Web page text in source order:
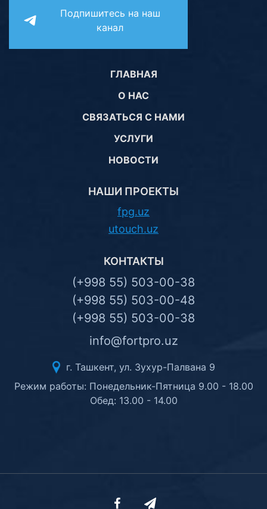
Подпишитесь на наш
канал
ГЛАВНАЯ
О НАС
СВЯЗАТЬСЯ С НАМИ
УСЛУГИ
НОВОСТИ
НАШИ ПРОЕКТЫ
fpg.uz
utouch.uz
КОНТАКТЫ
(+998 55) 503-00-38
(+998 55) 503-00-48
(+998 55) 503-00-38
info@fortpro.uz
г. Ташкент, ул. Зухур-Палвана 9
Режим работы: Понедельник-Пятница 9.00 - 18.00
Обед: 13.00 - 14.00